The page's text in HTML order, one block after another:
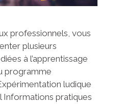
professionnels, vous
plusieurs
à l’apprentissage
programme
ludique
Informations pratiques